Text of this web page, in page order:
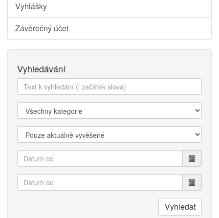
Vyhlášky
Závěrečný účet
Vyhledávání
Text
k
vyhledání:
Kategorie:
Zobrazit:
Datum
od
Datum
do
Vyhledat